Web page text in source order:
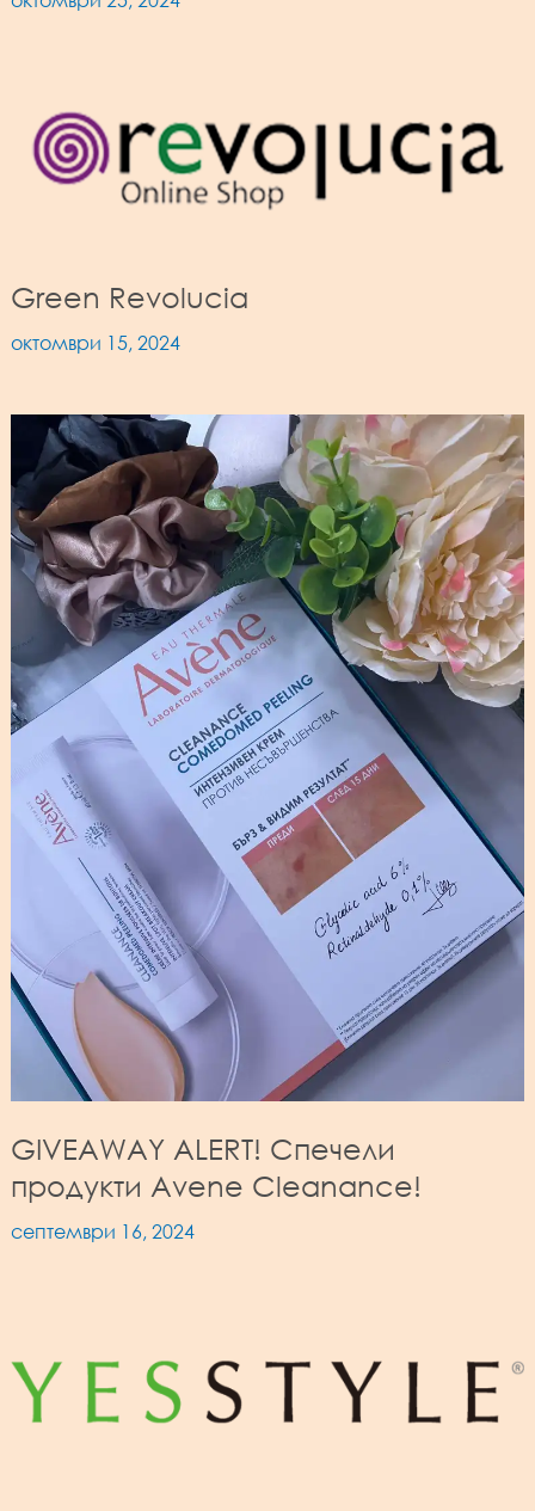
Green Revolucia
октомври 15, 2024
GIVEAWAY ALERT! Спечели
продукти Avene Cleanance!
септември 16, 2024